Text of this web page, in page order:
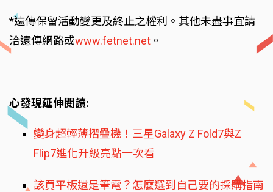
*遠傳保留活動變更及終止之權利。其他未盡事宜請
洽遠傳網路或www.fetnet.net 。
心發現延伸閱讀:
變身超輕薄摺疊機！三星Galaxy Z Fold7與Z
Flip7進化升級亮點一次看
該買平板還是筆電？怎麼選到自己要的採購指南